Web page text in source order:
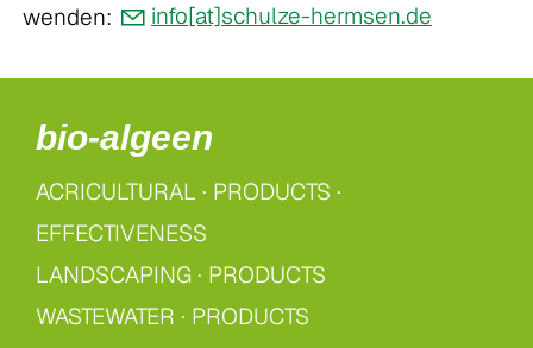
wenden:
info[at]schulze-hermsen.de
bio-algeen
ACRICULTURAL · PRODUCTS ·
EFFECTIVENESS
LANDSCAPING · PRODUCTS
WASTEWATER · PRODUCTS